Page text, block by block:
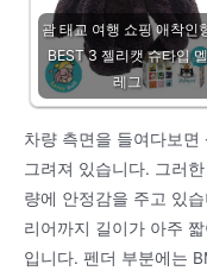
괌 태교 여행 쇼핑 애착인
BEST 3 젤리캣 슈타입 멜
레그
차량 측면을 들여다보면
그려져 있습니다. 그러
량에 안정감을 주고 있
리어까지 길이가 아주
입니다. 펜더 부분에는